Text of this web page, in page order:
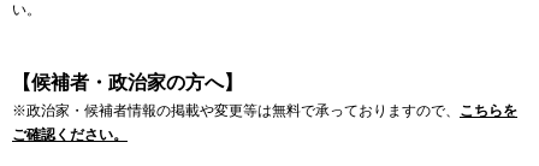
い。
【候補者・政治家の方へ】
※政治家・候補者情報の掲載や変更等は無料で承っておりますので、 こちらを
ご確認ください。